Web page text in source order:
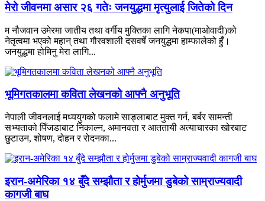
मेरो जीवनमा असार २६ गतेः जनयुद्धमा मृत्युलाई जितेको दिन
म नौजवान उमेरमा जातीय तथा वर्गीय मुक्तिका लागि नेकपा(माओवादी)को
नेतृत्वमा भएको महान् तथा गौरवशाली दसवर्षे जनयुद्धमा हाम्फालेको हुँ।
जनयुद्धमा होमिनु मेरा लागि...
भूमिगतकालमा कविता लेखनको आफ्नै अनुभूति
नेपाली जीवनलाई मध्ययुगको फलामे साङ्लाबाट मुक्त गर्न, बर्बर सामन्ती
सभ्यताको पिँजडाबाट निकाल्न, अमानवता र आततायी अत्याचारका खोरबाट
छुटाउन, शोषण, दोहन र रोदनका...
इरान-अमेरिका १४ बुँदे सम्झौता र होर्मुजमा डुबेको साम्राज्यवादी
कागजी बाघ